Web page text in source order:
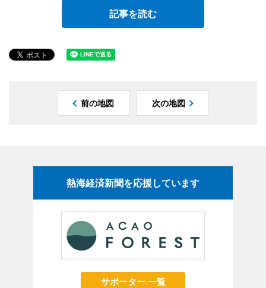
記事を読む
前の地図 次の地図
熱海経済新聞を応援しています
サポーター 一覧